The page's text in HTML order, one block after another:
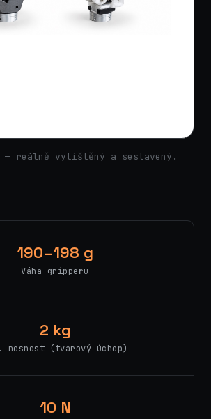
— reálně vytištěný a sestavený.
190–198 g
Váha gripperu
2 kg
nosnost (tvarový úchop)
10 N